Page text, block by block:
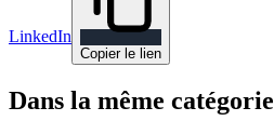
LinkedIn
Copier le lien
Dans la même catégorie